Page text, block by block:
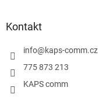
Kontakt
info@kaps-comm.cz
775 873 213
KAPS comm